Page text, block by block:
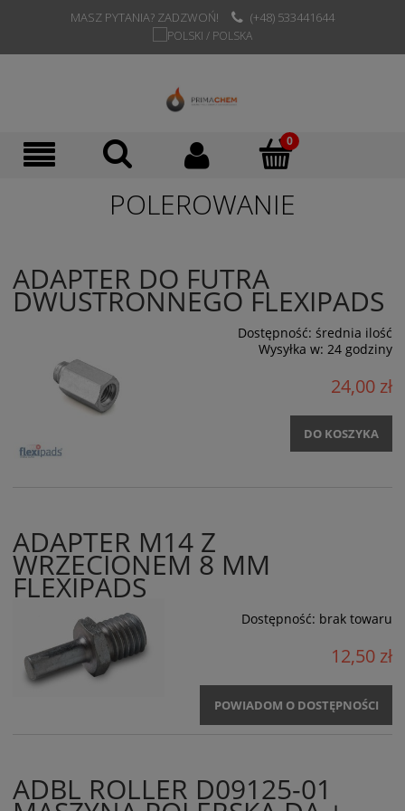
MASZ PYTANIA? ZADZWOŃ! (+48) 533441644
POLEROWANIE
ADAPTER DO FUTRA
DWUSTRONNEGO FLEXIPADS
Dostępność: średnia ilość
Wysyłka w: 24 godziny
24,00 zł
DO KOSZYKA
ADAPTER M14 Z
WRZECIONEM 8 MM
FLEXIPADS
Dostępność: brak towaru
12,50 zł
POWIADOM O DOSTĘPNOŚCI
ADBL ROLLER D09125-01